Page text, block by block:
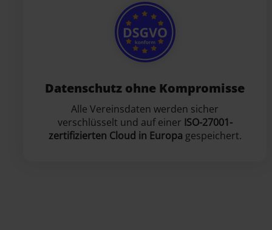
Datenschutz ohne Kompromisse
Alle Vereinsdaten werden sicher
verschlüsselt und auf einer ISO-27001-
zertifizierten Cloud in Europa gespeichert.